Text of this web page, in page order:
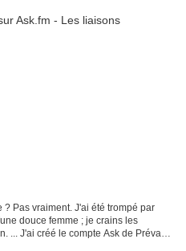
Pas vraiment. J'ai été trompé par
douce femme ; je crains les
... J'ai créé le compte Ask de Prévan,